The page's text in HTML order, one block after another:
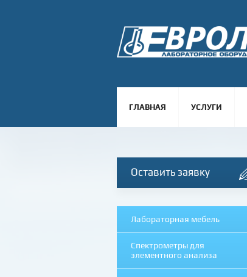
ГЛАВНАЯ УСЛУГИ
Оставить заявку
Лабораторная мебель
Спектрометры для
элементного анализа